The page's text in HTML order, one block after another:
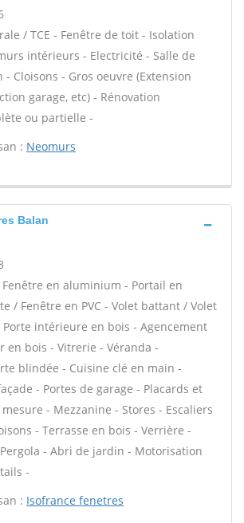
/ TCE - Fenêtre de toit - Isolation
intérieurs - Electricité - Salle de
Cloisons - Gros oeuvre (Extension
garage, etc) - Rénovation
ou partielle -
: Neomurs
Balan
Fenêtre en aluminium - Portail en
/ Fenêtre en PVC - Volet battant / Volet
Porte intérieure en bois - Agencement
en bois - Vitrerie - Véranda -
blindée - Cuisine clé en main -
- Portes de garage - Placards et
- Mezzanine - Stores - Escaliers
- Terrasse en bois - Verrière -
- Abri de jardin - Motorisation
-
: Isofrance fenetres